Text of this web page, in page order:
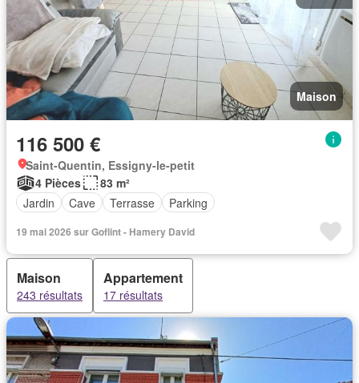
Maison
116 500 €
Saint-Quentin, Essigny-le-petit
4 Pièces
83 m²
Jardin
Cave Terrasse Parking
19 mai 2026 sur Goflint - Hamery David
Maison
243 résultats
Appartement
17 résultats